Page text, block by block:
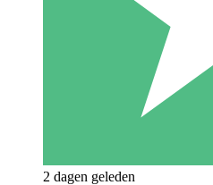
2 dagen geleden